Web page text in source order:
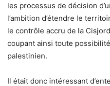
les processus de décision
l’ambition d’étendre le
le contrôle accru de la
coupant ainsi toute
palestinien.
Il était donc intéressant